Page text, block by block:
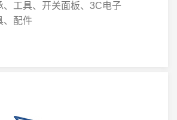
、工具、开关面板、3C电子
、配件